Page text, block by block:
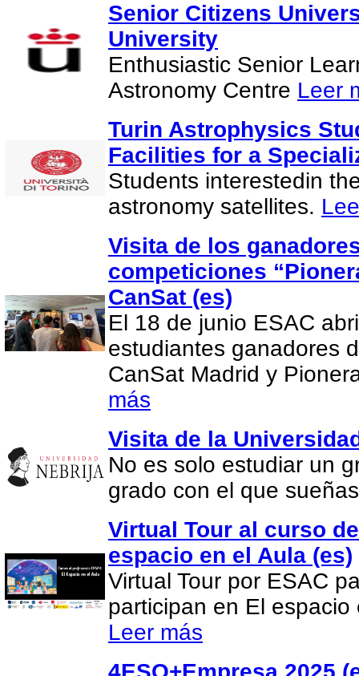
Senior Citizens
University
Enthusiastic Senior
Astronomy Centre Leer
Turin Astrophysics
Facilities for a
Students interestedin
astronomy satellites.
Visita de los
competiciones
CanSat (es)
El 18 de junio ESAC
estudiantes ganadores
CanSat Madrid y
más
Visita de la
No es solo estudiar un
grado con el que
Virtual Tour al curso
espacio en el Aula (es)
Virtual Tour por ESAC
participan en El espacio
Leer más